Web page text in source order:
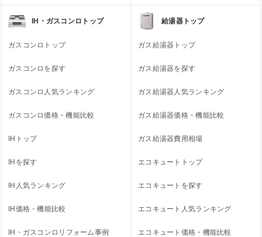
IH・ガスコンロトップ
ガスコンロトップ
ガスコンロを探す
ガスコンロ人気ランキング
ガスコンロ価格・機能比較
IHトップ
IHを探す
IH人気ランキング
IH価格・機能比較
IH・ガスコンロリフォーム事例
給湯器トップ
ガス給湯器トップ
ガス給湯器を探す
ガス給湯器人気ランキング
ガス給湯器価格・機能比較
ガス給湯器費用相場
エコキュートトップ
エコキュートを探す
エコキュート人気ランキング
エコキュート価格・機能比較